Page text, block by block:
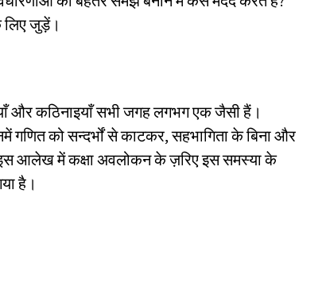
लिए जुड़ें।
और कठिनाइयाँ सभी जगह लगभग एक जैसी हैं।
गणित को सन्दर्भों से काटकर, सहभागिता के बिना और
आलेख में कक्षा अवलोकन के ज़रिए इस समस्या के
है।